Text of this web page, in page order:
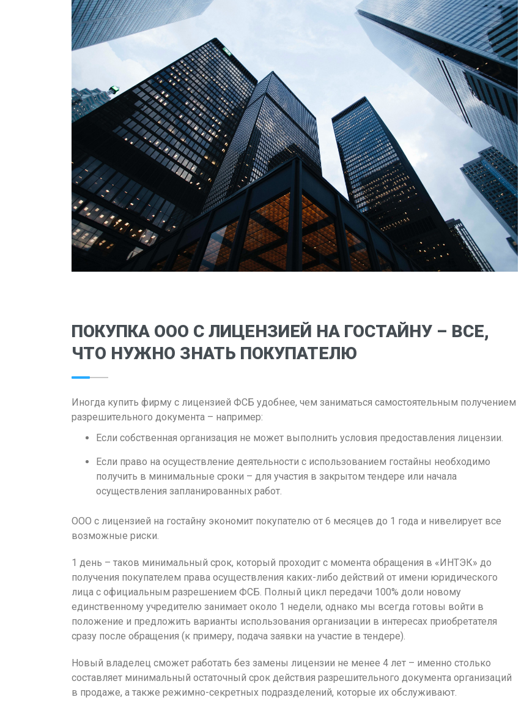
ПОКУПКА ООО С ЛИЦЕНЗИЕЙ НА ГОСТАЙНУ – ВСЕ,
ЧТО НУЖНО ЗНАТЬ ПОКУПАТЕЛЮ
Иногда купить фирму с лицензией ФСБ удобнее, чем заниматься самостоятельным получением
разрешительного документа – например:
Если собственная организация не может выполнить условия предоставления лицензии.
Если право на осуществление деятельности с использованием гостайны необходимо
получить в минимальные сроки – для участия в закрытом тендере или начала
осуществления запланированных работ.
ООО с лицензией на гостайну экономит покупателю от 6 месяцев до 1 года и нивелирует все
возможные риски.
1 день – таков минимальный срок, который проходит с момента обращения в «ИНТЭК» до
получения покупателем права осуществления каких-либо действий от имени юридического
лица с официальным разрешением ФСБ. Полный цикл передачи 100% доли новому
единственному учредителю занимает около 1 недели, однако мы всегда готовы войти в
положение и предложить варианты использования организации в интересах приобретателя
сразу после обращения (к примеру, подача заявки на участие в тендере).
Новый владелец сможет работать без замены лицензии не менее 4 лет – именно столько
составляет минимальный остаточный срок действия разрешительного документа организаций
в продаже, а также режимно-секретных подразделений, которые их обслуживают.
Владимир
Волгоград
Воронеж
Екатеринбург
Л
Липецк
Орел
Оренбург
Т
Тамбов
Тверь
Тольятти
Томск
Тула
Тюмень